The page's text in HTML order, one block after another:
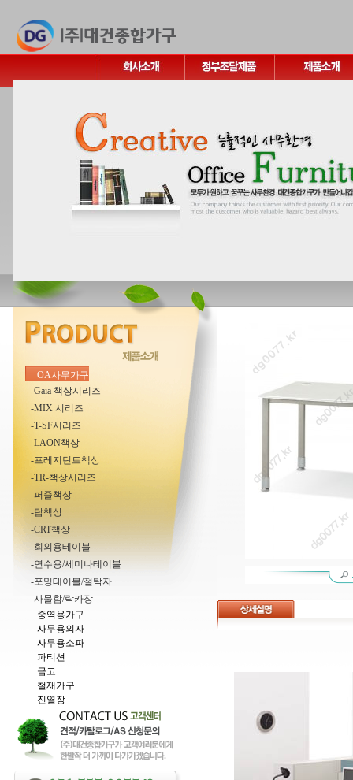
OA사무가구
-Gaia 책상시리즈
-MIX 시리즈
-T-SF시리즈
-LAON책상
-프레지던트책상
-TR-책상시리즈
-퍼즐책상
-탑책상
-CRT책상
-회의용테이블
-연수용/세미나테이블
-포밍테이블/절탁자
-사물함/락카장
중역용가구
사무용의자
사무용소파
파티션
금고
철재가구
진열장